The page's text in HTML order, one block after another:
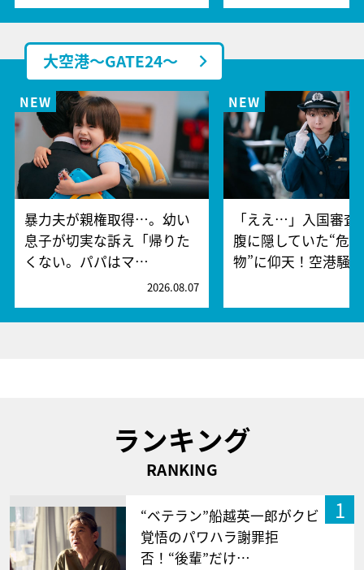
大空港～GATE24～
暴力夫が親権取得…。幼い
息子が切実な訴え「帰りた
くない。パパはマ…
2026.08.07
「ええ…」入国審査
腹に隠していた“危
物”に仰天！空港騒
ランキング
RANKING
1
“ベテラン”船越英一郎がクビ
覚悟のパワハラ謝罪拒
否！“後輩”だけ…